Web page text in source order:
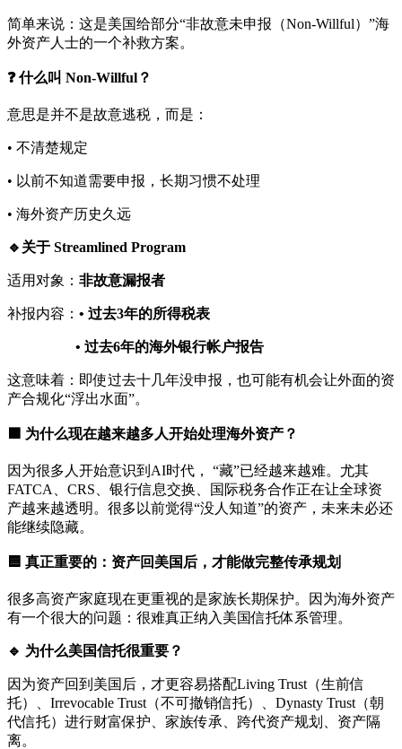
简单来说：这是美国给部分“非故意未申报（Non-Willful）”海
外资产人士的一个补救方案。
❓ 什么叫 Non-Willful？
意思是并不是故意逃税，而是：
• 不清楚规定
• 以前不知道需要申报，长期习惯不处理
• 海外资产历史久远
🔹关于 Streamlined Program
适用对象： 非故意漏报者
补报内容： • 过去3年的所得税表
• 过去6年的海外银行帐户报告
这意味着：即使过去十几年没申报，也可能有机会让外面的资
产合规化“浮出水面”。
🟩 为什么现在越来越多人开始处理海外资产？
因为很多人开始意识到AI时代， “藏”已经越来越难。尤其
FATCA、CRS、银行信息交换、国际税务合作正在让全球资
产越来越透明。很多以前觉得“没人知道”的资产，未来未必还
能继续隐藏。
🟦 真正重要的：资产回美国后，才能做完整传承规划
很多高资产家庭现在更重视的是家族长期保护。因为海外资产
有一个很大的问题：很难真正纳入美国信托体系管理。
🔹 为什么美国信托很重要？
因为资产回到美国后，才更容易搭配Living Trust（生前信
托）、Irrevocable Trust（不可撤销信托）、Dynasty Trust（朝
代信托）进行财富保护、家族传承、跨代资产规划、资产隔
离。